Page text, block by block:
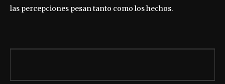
las percepciones pesan tanto como los hechos.